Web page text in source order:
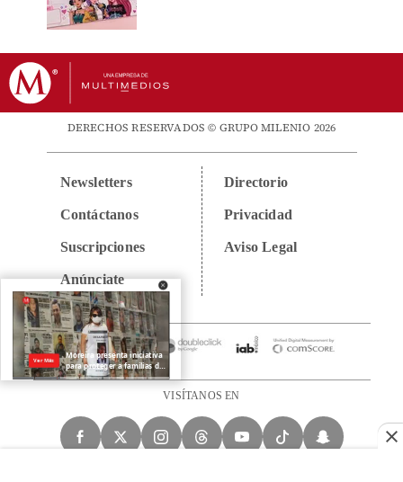
DERECHOS RESERVADOS © GRUPO MILENIO 2026
Newsletters
Contáctanos
Suscripciones
Anúnciate
Directorio
Privacidad
Aviso Legal
VISÍTANOS EN